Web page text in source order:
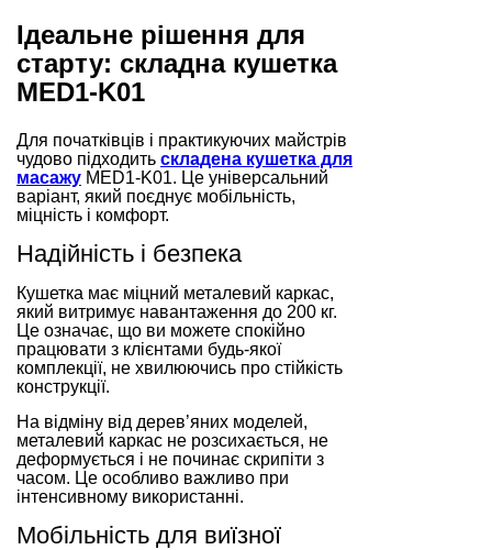
Ідеальне рішення для
старту: складна кушетка
MED1-K01
Для початківців і практикуючих майстрів
чудово підходить складена кушетка для
масажу MED1-K01. Це універсальний
варіант, який поєднує мобільність,
міцність і комфорт.
Надійність і безпека
Кушетка має міцний металевий каркас,
який витримує навантаження до 200 кг.
Це означає, що ви можете спокійно
працювати з клієнтами будь-якої
комплекції, не хвилюючись про стійкість
конструкції.
На відміну від дерев’яних моделей,
металевий каркас не розсихається, не
деформується і не починає скрипіти з
часом. Це особливо важливо при
інтенсивному використанні.
Мобільність для виїзної